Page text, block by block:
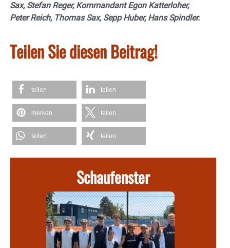
Sax, Stefan Reger, Kommandant Egon Katterloher,
Peter Reich, Thomas Sax, Sepp Huber, Hans Spindler.
Teilen Sie diesen Beitrag!
teilen teilen
merken teilen
teilen teilen
Schaufenster